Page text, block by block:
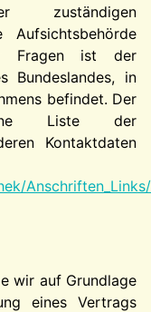
zuständigen
Aufsichtsbehörde
Fragen ist der
Bundeslandes, in
befindet. Der
Liste der
Kontaktdaten
wir auf Grundlage
eines Vertrags